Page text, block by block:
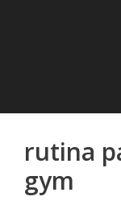
rutina
gym